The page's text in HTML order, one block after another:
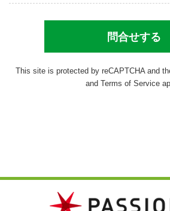
This site is protected by reCAPTCHA and
and Terms of Service